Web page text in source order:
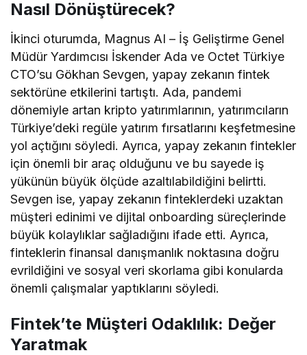
Nasıl Dönüştürecek?
İkinci oturumda, Magnus AI – İş Geliştirme Genel
Müdür Yardımcısı İskender Ada ve Octet Türkiye
CTO’su Gökhan Sevgen, yapay zekanın fintek
sektörüne etkilerini tartıştı. Ada, pandemi
dönemiyle artan kripto yatırımlarının, yatırımcıların
Türkiye’deki regüle yatırım fırsatlarını keşfetmesine
yol açtığını söyledi. Ayrıca, yapay zekanın fintekler
için önemli bir araç olduğunu ve bu sayede iş
yükünün büyük ölçüde azaltılabildiğini belirtti.
Sevgen ise, yapay zekanın finteklerdeki uzaktan
müşteri edinimi ve dijital onboarding süreçlerinde
büyük kolaylıklar sağladığını ifade etti. Ayrıca,
finteklerin finansal danışmanlık noktasına doğru
evrildiğini ve sosyal veri skorlama gibi konularda
önemli çalışmalar yaptıklarını söyledi.
Fintek’te Müşteri Odaklılık: Değer
Yaratmak